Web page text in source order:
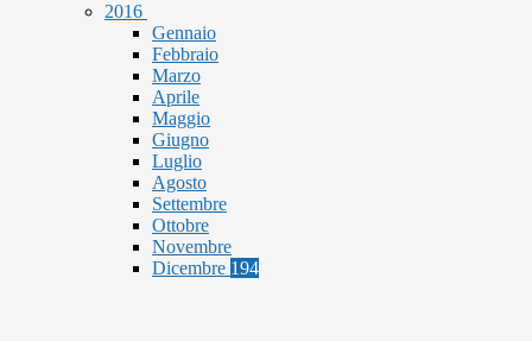
2016
Gennaio
Febbraio
Marzo
Aprile
Maggio
Giugno
Luglio
Agosto
Settembre
Ottobre
Novembre
Dicembre 194